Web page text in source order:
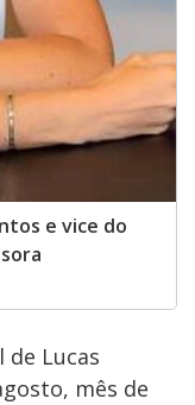
e vice do
Lucas
mês de